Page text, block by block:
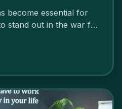
become essential for
stand out in the war for